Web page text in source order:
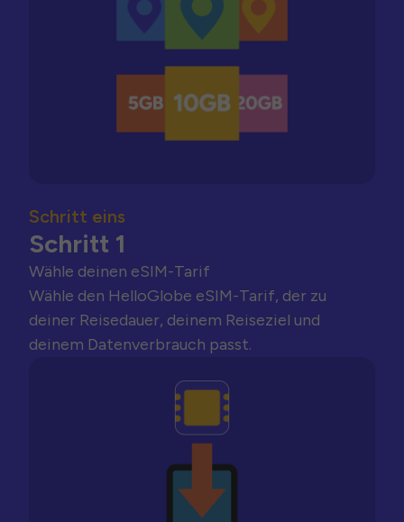
Schritt eins
Schritt 1
Wähle deinen eSIM-Tarif
Wähle den HelloGlobe eSIM-Tarif, der zu
deiner Reisedauer, deinem Reiseziel und
deinem Datenverbrauch passt.